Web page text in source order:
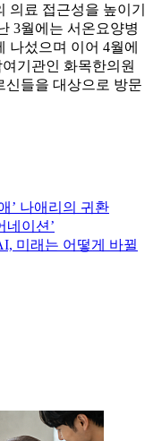
의료 접근성을 높이기
3월에는 서온요양병
나섰으며 이어 4월에
기관인 화목한의원
신들을 대상으로 방문
’ 나애리의 귀환
네이션’
미래는 어떻게 바뀔